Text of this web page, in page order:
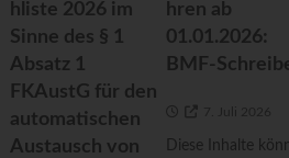
hliste 2026 im
Sinne des § 1
Absatz 1
FKAustG für den
automatischen
Austausch von
hren ab
01.01.2026:
BMF-
Diese Inhalte